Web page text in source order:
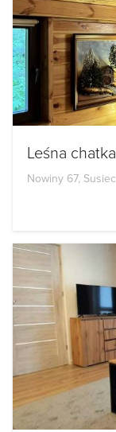
Leśna chatka
Nowiny 67, Susiec